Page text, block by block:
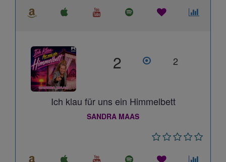
2 2
Ich klau für uns ein Himmelbett
SANDRA MAAS